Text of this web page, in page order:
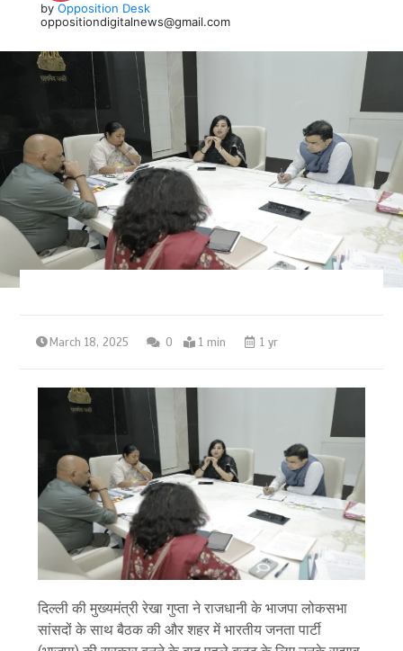
by Opposition Desk
oppositiondigitalnews@gmail.com
March 18, 2025 0 1 min 1 yr
दिल्ली की मुख्यमंत्री रेखा गुप्ता ने राजधानी के भाजपा लोकसभा
सांसदों के साथ बैठक की और शहर में भारतीय जनता पार्टी